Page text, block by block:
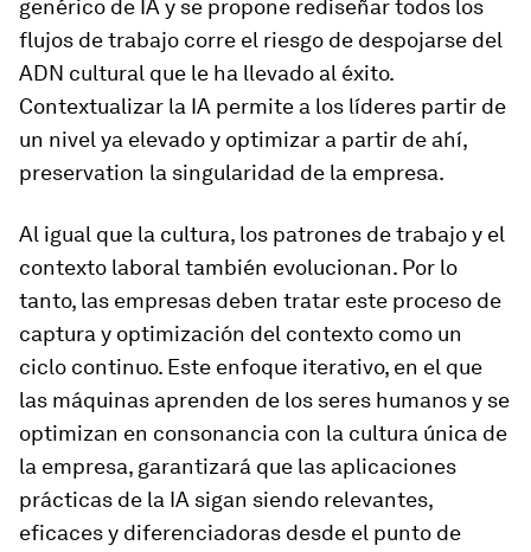
genérico de IA y se propone rediseñar todos los
flujos de trabajo corre el riesgo de despojarse del
ADN cultural que le ha llevado al éxito.
Contextualizar la IA permite a los líderes partir de
un nivel ya elevado y optimizar a partir de ahí,
preservation la singularidad de la empresa.
Al igual que la cultura, los patrones de trabajo y el
contexto laboral también evolucionan. Por lo
tanto, las empresas deben tratar este proceso de
captura y optimización del contexto como un
ciclo continuo. Este enfoque iterativo, en el que
las máquinas aprenden de los seres humanos y se
optimizan en consonancia con la cultura única de
la empresa, garantizará que las aplicaciones
prácticas de la IA sigan siendo relevantes,
eficaces y diferenciadoras desde el punto de